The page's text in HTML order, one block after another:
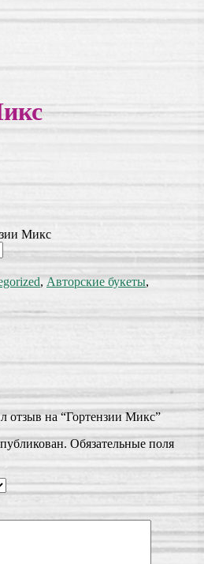
Микс
, Авторские букеты,
отзыв на “Гортензии Микс”
Обязательные поля